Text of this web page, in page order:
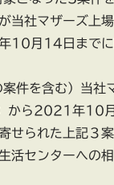
当社マザーズ上
10月14日までに
を含む）当社
から2021年10
せられた上記３
活センターへの